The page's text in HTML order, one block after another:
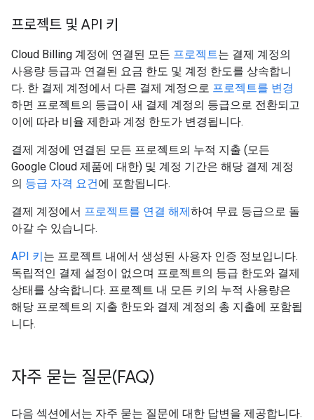
프로젝트 및 API 키
Cloud Billing 계정에 연결된 모든 프로젝트는 결제 계정의
사용량 등급과 연결된 요금 한도 및 계정 한도를 상속합니
다. 한 결제 계정에서 다른 결제 계정으로 프로젝트를 변경
하면 프로젝트의 등급이 새 결제 계정의 등급으로 전환되고
이에 따라 비율 제한과 계정 한도가 변경됩니다.
결제 계정에 연결된 모든 프로젝트의 누적 지출 (모든
Google Cloud 제품에 대한) 및 계정 기간은 해당 결제 계정
의 등급 자격 요건에 포함됩니다.
결제 계정에서 프로젝트를 연결 해제하여 무료 등급으로 돌
아갈 수 있습니다.
API 키는 프로젝트 내에서 생성된 사용자 인증 정보입니다.
독립적인 결제 설정이 없으며 프로젝트의 등급 한도와 결제
상태를 상속합니다. 프로젝트 내 모든 키의 누적 사용량은
해당 프로젝트의 지출 한도와 결제 계정의 총 지출에 포함됩
니다.
자주 묻는 질문(FAQ)
다음 섹션에서는 자주 묻는 질문에 대한 답변을 제공합니다.